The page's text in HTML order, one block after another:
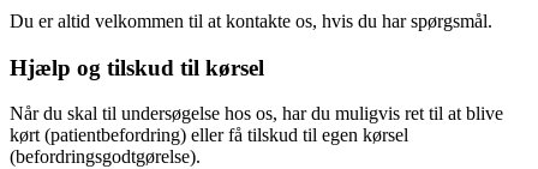
Du er altid velkommen til at kontakte os, hvis du har spørgsmål.
Hjælp og tilskud til kørsel
Når du skal til undersøgelse hos os, har du muligvis ret til at blive
kørt (patientbefordring) eller få tilskud til egen kørsel
(befordringsgodtgørelse).